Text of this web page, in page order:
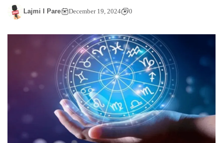
Lajmi I Pare December 19, 2024 0